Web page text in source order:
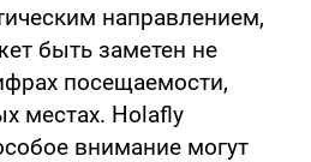
направлением,
быть заметен не
посещаемости,
местах. Holafly
внимание могут